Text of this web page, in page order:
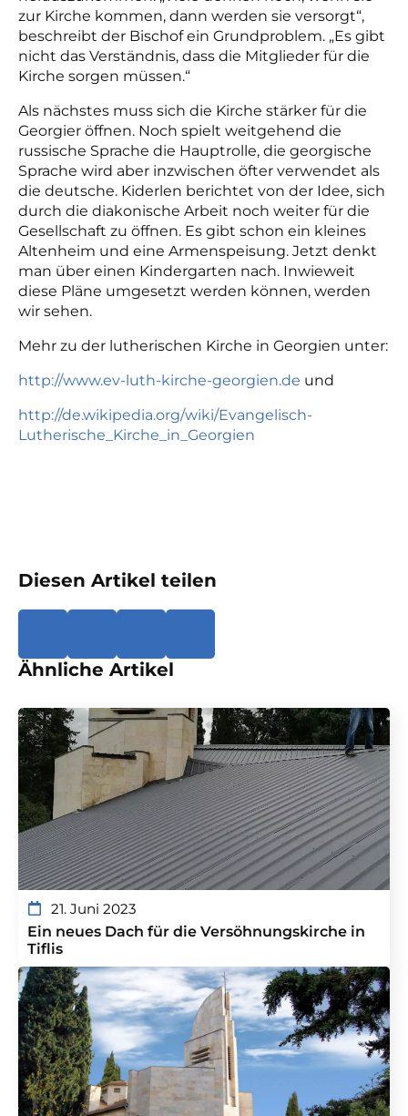
zur Kirche kommen, dann werden sie versorgt“,
beschreibt der Bischof ein Grundproblem. „Es gibt
nicht das Verständnis, dass die Mitglieder für die
Kirche sorgen müssen.“
Als nächstes muss sich die Kirche stärker für die
Georgier öffnen. Noch spielt weitgehend die
russische Sprache die Hauptrolle, die georgische
Sprache wird aber inzwischen öfter verwendet als
die deutsche. Kiderlen berichtet von der Idee, sich
durch die diakonische Arbeit noch weiter für die
Gesellschaft zu öffnen. Es gibt schon ein kleines
Altenheim und eine Armenspeisung. Jetzt denkt
man über einen Kindergarten nach. Inwieweit
diese Pläne umgesetzt werden können, werden
wir sehen.
Mehr zu der lutherischen Kirche in Georgien unter:
http://www.ev-luth-kirche-georgien.de und
http://de.wikipedia.org/wiki/Evangelisch-
Lutherische_Kirche_in_Georgien
Diesen Artikel teilen
Ähnliche Artikel
21. Juni 2023
Ein neues Dach für die Versöhnungskirche in
Tiflis